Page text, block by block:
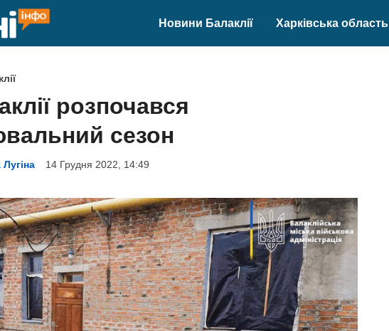
Новини Балаклії Харківська область
розпочався
сезон
14 Грудня 2022, 14:49